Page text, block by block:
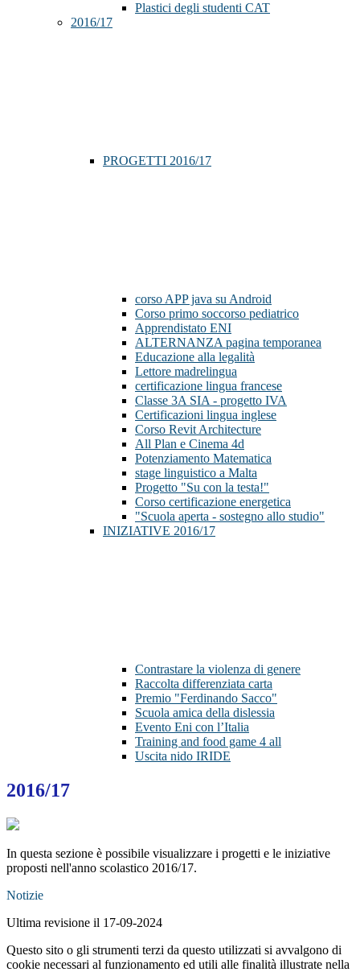
Plastici degli studenti CAT
2016/17
PROGETTI 2016/17
corso APP java su Android
Corso primo soccorso pediatrico
Apprendistato ENI
ALTERNANZA pagina temporanea
Educazione alla legalità
Lettore madrelingua
certificazione lingua francese
Classe 3A SIA - progetto IVA
Certificazioni lingua inglese
Corso Revit Architecture
All Plan e Cinema 4d
Potenziamento Matematica
stage linguistico a Malta
Progetto "Su con la testa!"
Corso certificazione energetica
"Scuola aperta - sostegno allo studio"
INIZIATIVE 2016/17
Contrastare la violenza di genere
Raccolta differenziata carta
Premio "Ferdinando Sacco"
Scuola amica della dislessia
Evento Eni con l’Italia
Training and food game 4 all
Uscita nido IRIDE
2016/17
In questa sezione è possibile visualizzare i progetti e le iniziative
proposti nell'anno scolastico 2016/17.
Notizie
Ultima revisione il 17-09-2024
Questo sito o gli strumenti terzi da questo utilizzati si avvalgono di
cookie necessari al funzionamento ed utili alle finalità illustrate nella